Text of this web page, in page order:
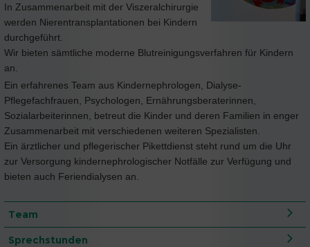
In Zusammenarbeit mit der Viszeralchirurgie
werden Nierentransplantationen bei Kindern
durchgeführt.
Wir bieten sämtliche moderne Blutreinigungsverfahren für Kindern
an.
Ein erfahrenes Team aus Kindernephrologen, Dialyse-
Pflegefachfrauen, Psychologen, Ernährungsberaterinnen,
Sozialarbeiterinnen, betreut die Kinder und deren Familien in enger
Zusammenarbeit mit verschiedenen weiteren Spezialisten.
Ein ärztlicher und pflegerischer Pikettdienst steht rund um die Uhr
zur Versorgung kindernephrologischer Notfälle zur Verfügung und
bieten auch Feriendialysen an.
Team
Sprechstunden